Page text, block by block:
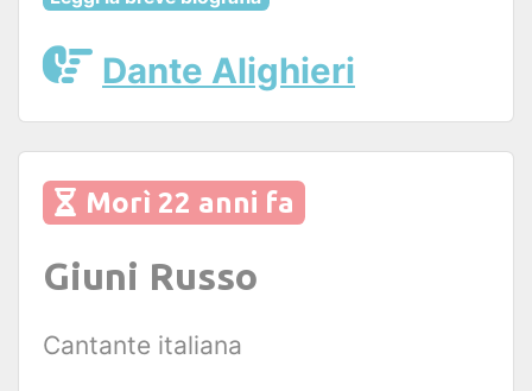
Dante Alighieri
Morì 22 anni fa
Giuni Russo
Cantante italiana